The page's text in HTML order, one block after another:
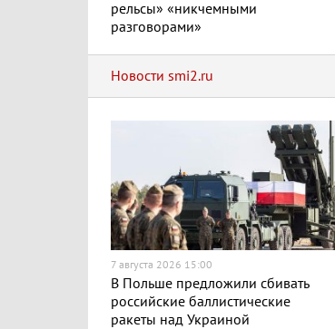
рельсы» «никчемными
разговорами»
Новости smi2.ru
7 августа 2026 15:00
В Польше предложили сбивать
российские баллистические
ракеты над Украиной